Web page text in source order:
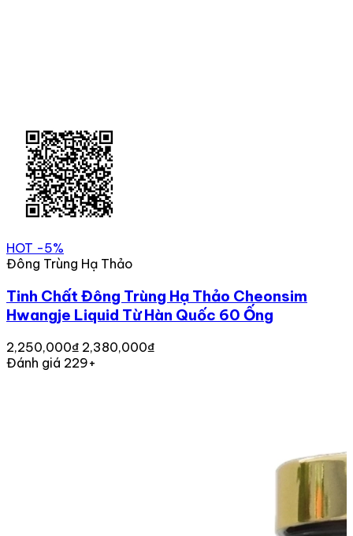
HOT -5%
Đông Trùng Hạ Thảo
Tinh Chất Đông Trùng Hạ Thảo Cheonsim
Hwangje Liquid Từ Hàn Quốc 60 Ống
2,250,000₫ 2,380,000₫
Đánh giá 229+